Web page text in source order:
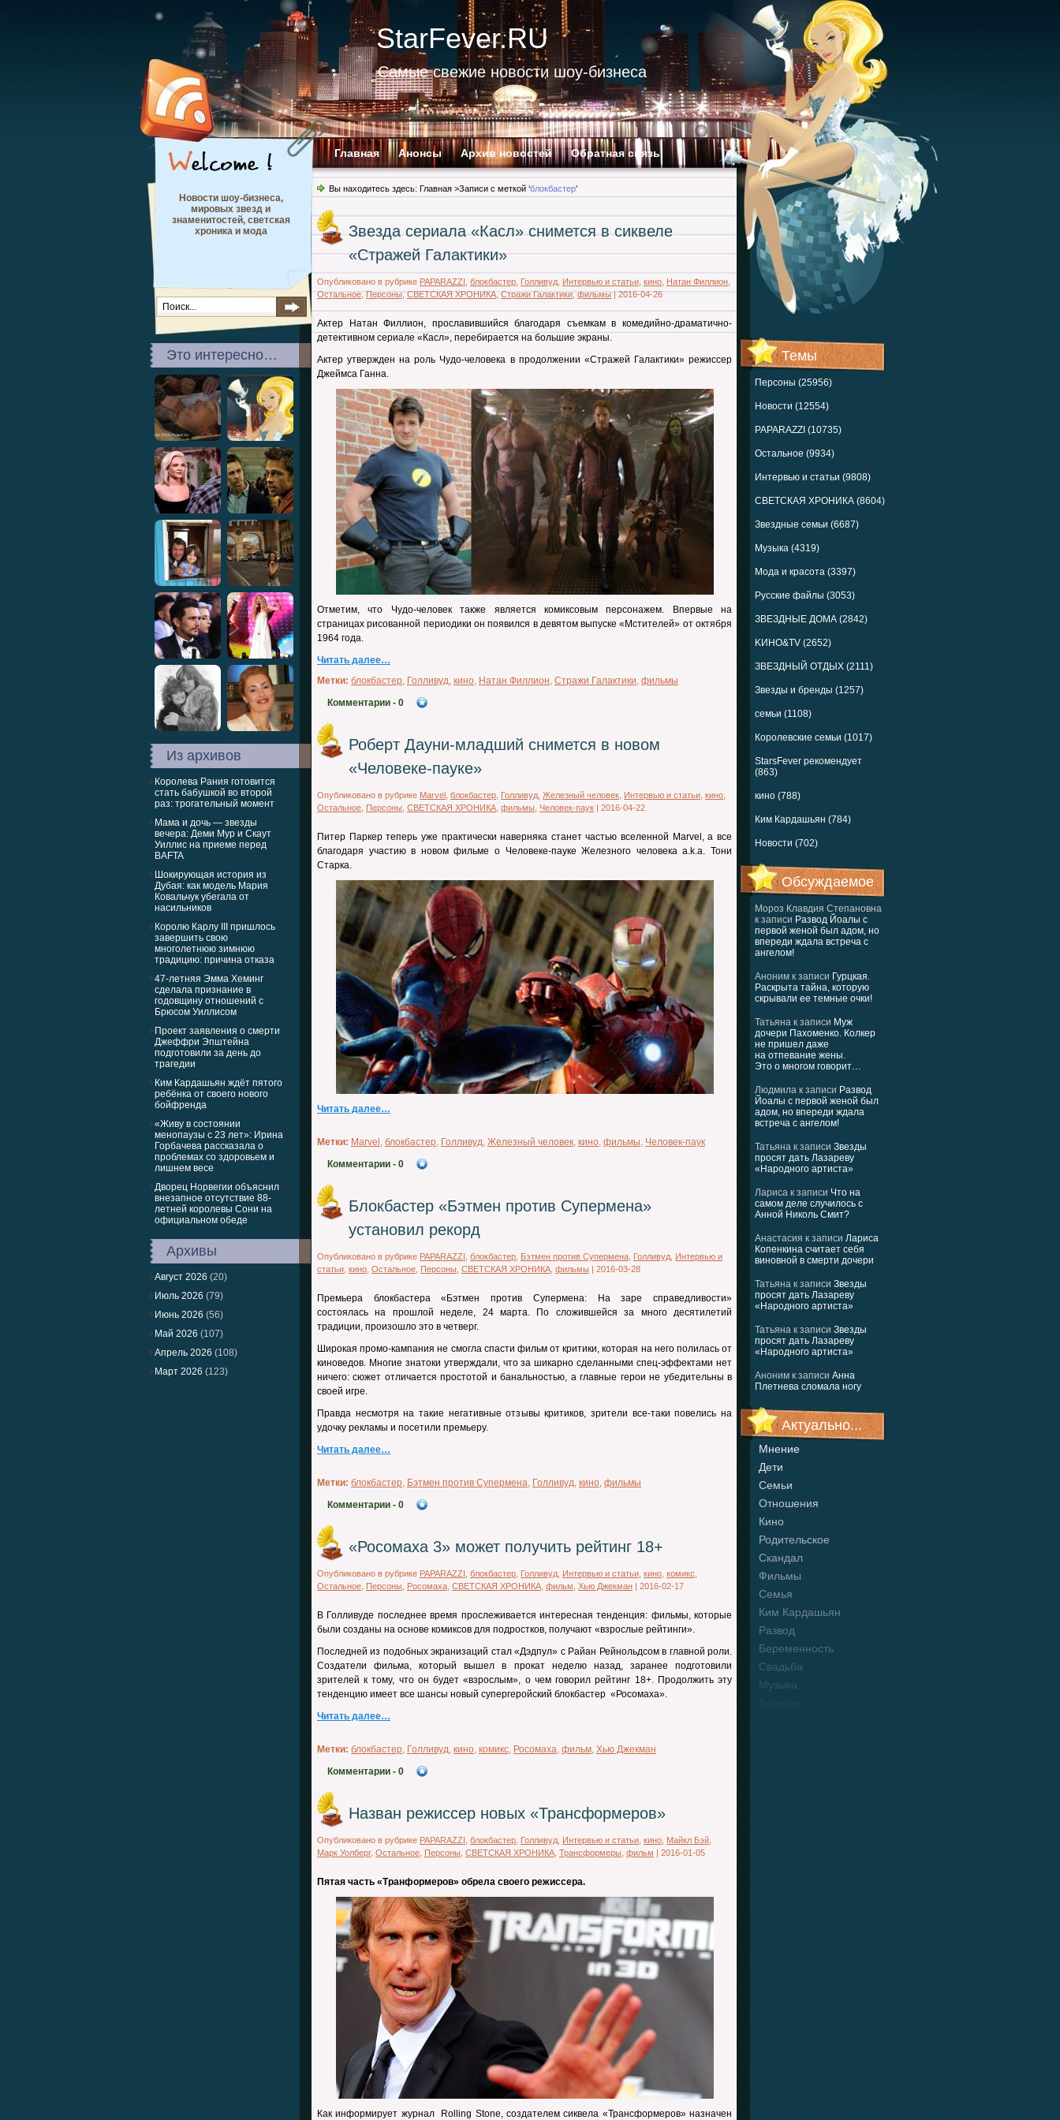
StarFever.RU
Самые свежие новости шоу-бизнеса
Главная Анонсы Архив новостей Обратная связь
Темы
Персоны (25956)
Новости (12554)
PAPARAZZI (10735)
Остальное (9934)
Интервью и статьи (9808)
СВЕТСКАЯ ХРОНИКА (8604)
Звездные семьи (6687)
Музыка (4319)
Мода и красота (3397)
Русские файлы (3053)
ЗВЕЗДНЫЕ ДОМА (2842)
KИНО&TV (2652)
ЗВЕЗДНЫЙ ОТДЫХ (2111)
Звезды и бренды (1257)
семьи (1108)
Королевские семьи (1017)
StarsFever рекомендует
(863)
кино (788)
Ким Кардашьян (784)
Новости (702)
Обсуждаемое
Мороз Клавдия Степановна
к записи Развод Йоалы с
первой женой был адом, но
впереди ждала встреча с
ангелом!
Аноним к записи Гурцкая.
Раскрыта тайна, которую
скрывали ее темные очки!
Татьяна к записи Муж
дочери Пахоменко. Колкер
не пришел даже
на отпевание жены.
Это о многом говорит…
Людмила к записи Развод
Йоалы с первой женой был
адом, но впереди ждала
встреча с ангелом!
Татьяна к записи Звезды
просят дать Лазареву
«Народного артиста»
Лариса к записи Что на
самом деле случилось с
Анной Николь Смит?
Анастасия к записи Лариса
Копенкина считает себя
виновной в смерти дочери
Татьяна к записи Звезды
просят дать Лазареву
«Народного артиста»
Татьяна к записи Звезды
просят дать Лазареву
«Народного артиста»
Аноним к записи Анна
Плетнева сломала ногу
Актуально...
Мнение
Дети
Семьи
Отношения
Кино
Родительское
Скандал
Фильмы
Семья
Ким Кардашьян
Развод
Беременность
Свадьба
Музыка
Новости шоу-бизнеса,
мировых звезд и
знаменитостей, светская
хроника и мода
Это интересно…
Из архивов
Королева Рания готовится
стать бабушкой во второй
раз: трогательный момент
Мама и дочь — звезды
вечера: Деми Мур и Скаут
Уиллис на приеме перед
BAFTA
Шокирующая история из
Дубая: как модель Мария
Ковальчук убегала от
насильников
Королю Карлу III пришлось
завершить свою
многолетнюю зимнюю
традицию: причина отказа
47-летняя Эмма Хеминг
сделала признание в
годовщину отношений с
Брюсом Уиллисом
Проект заявления о смерти
Джеффри Эпштейна
подготовили за день до
трагедии
Ким Кардашьян ждёт пятого
ребёнка от своего нового
бойфренда
«Живу в состоянии
менопаузы с 23 лет»: Ирина
Горбачева рассказала о
проблемах со здоровьем и
лишнем весе
Дворец Норвегии объяснил
внезапное отсутствие 88-
летней королевы Сони на
официальном обеде
Архивы
Август 2026 (20)
Июль 2026 (79)
Июнь 2026 (56)
Май 2026 (107)
Апрель 2026 (108)
Март 2026 (123)
Вы находитесь здесь: Главная >Записи с меткой ‘блокбастер’
Звезда сериала «Касл» снимется в сиквеле
«Стражей Галактики»
Опубликовано в рубрике PAPARAZZI блокбастер Голливуд Интервью и статьи кино Натан Филлион
Остальное Персоны СВЕТСКАЯ ХРОНИКА Стражи Галактики фильмы | 2016-04-26
Актер Натан Филлион, прославившийся благодаря съемкам в комедийно-драматично-
детективном сериале «Касл», перебирается на большие экраны.
Актер утвержден на роль Чудо-человека в продолжении «Стражей Галактики» режиссер
Джеймса Ганна.
Отметим, что Чудо-человек также является комиксовым персонажем. Впервые на
страницах рисованной периодики он появился в девятом выпуске «Мстителей» от октября
1964 года.
Читать далее…
Метки: блокбастер, Голливуд, кино, Натан Филлион, Стражи Галактики, фильмы
Комментарии - 0
Роберт Дауни-младший снимется в новом
«Человеке-пауке»
Опубликовано в рубрике Marvel блокбастер Голливуд Железный человек Интервью и статьи кино
Остальное Персоны СВЕТСКАЯ ХРОНИКА фильмы Человек-паук | 2016-04-22
Питер Паркер теперь уже практически наверняка станет частью вселенной Marvel, а все
благодаря участию в новом фильме о Человеке-пауке Железного человека a.k.a. Тони
Старка.
Читать далее…
Метки: Marvel , блокбастер, Голливуд, Железный человек, кино, фильмы, Человек-паук
Комментарии - 0
Блокбастер «Бэтмен против Супермена»
установил рекорд
Опубликовано в рубрике PAPARAZZI блокбастер Бэтмен против Супермена Голливуд Интервью и
статьи кино Остальное Персоны СВЕТСКАЯ ХРОНИКА фильмы | 2016-03-28
Премьера блокбастера «Бэтмен против Супермена: На заре справедливости»
состоялась на прошлой неделе, 24 марта. По сложившейся за много десятилетий
традиции, произошло это в четверг.
Широкая промо-кампания не смогла спасти фильм от критики, которая на него полилась от
киноведов. Многие знатоки утверждали, что за шикарно сделанными спец-эффектами нет
ничего: сюжет отличается простотой и банальностью, а главные герои не убедительны в
своей игре.
Правда несмотря на такие негативные отзывы критиков, зрители все-таки повелись на
удочку рекламы и посетили премьеру.
Читать далее…
Метки: блокбастер, Бэтмен против Супермена, Голливуд, кино, фильмы
Комментарии - 0
«Росомаха 3» может получить рейтинг 18+
Опубликовано в рубрике PAPARAZZI блокбастер Голливуд Интервью и статьи кино комикс
Остальное Персоны Росомаха СВЕТСКАЯ ХРОНИКА фильм Хью Джекман | 2016-02-17
В Голливуде последнее время прослеживается интересная тенденция: фильмы, которые
были созданы на основе комиксов для подростков, получают «взрослые рейтинги».
Последней из подобных экранизаций стал «Дэдпул» с Райан Рейнольдсом в главной роли.
Создатели фильма, который вышел в прокат неделю назад, заранее подготовили
зрителей к тому, что он будет «взрослым», о чем говорил рейтинг 18+. Продолжить эту
тенденцию имеет все шансы новый супергеройский блокбастер «Росомаха».
Читать далее…
Метки: блокбастер, Голливуд, кино, комикс, Росомаха, фильм, Хью Джекман
Комментарии - 0
Назван режиссер новых «Трансформеров»
Опубликовано в рубрике PAPARAZZI блокбастер Голливуд Интервью и статьи кино Майкл Бэй
Марк Уолберг, Остальное Персоны СВЕТСКАЯ ХРОНИКА Трансформеры фильм | 2016-01-05
Пятая часть «Транформеров» обрела своего режиссера.
Как информирует журнал Rolling Stone, создателем сиквела «Трансформеров» назначен